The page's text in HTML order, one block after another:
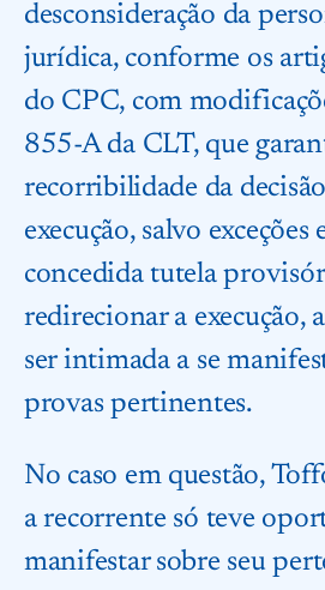
desconsideração da
jurídica, conforme os
do CPC, com
855-A da CLT, que
recorribilidade da
execução, salvo exceções
concedida tutela
redirecionar a execução,
ser intimada a se
provas pertinentes.
No caso em questão,
a recorrente só teve
manifestar sobre seu